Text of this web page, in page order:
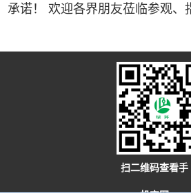
承诺！ 欢迎各界朋友莅临参观、
扫二维码查看手